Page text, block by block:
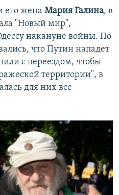
его жена Мария Галина, в
"Новый мир",
накануне войны. По
что Путин нападет
с переездом, чтобы
территории", в
для них все